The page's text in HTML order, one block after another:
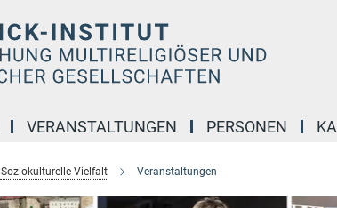
VERANSTALTUNGEN PERSONEN
Soziokulturelle Vielfalt Veranstaltungen